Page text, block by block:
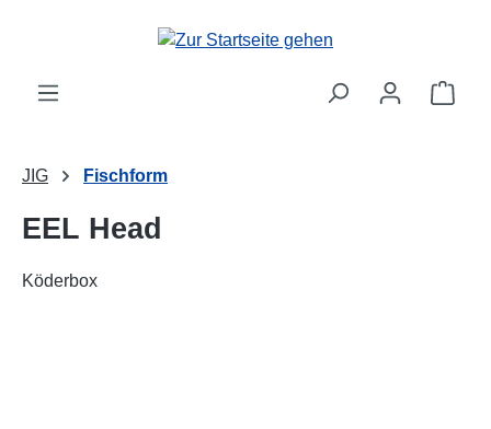
JIG Fischform
EEL Head
Köderbox